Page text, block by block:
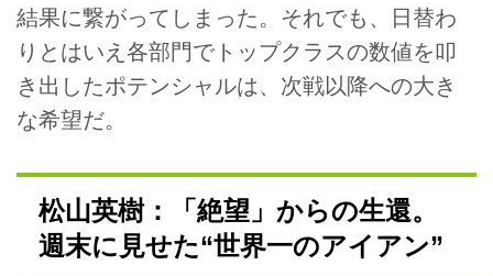
結果に繋がってしまった。それでも、日替わ
りとはいえ各部門でトップクラスの数値を叩
き出したポテンシャルは、次戦以降への大き
な希望だ。
松山英樹：「絶望」からの生還。
週末に見せた“世界一のアイアン”